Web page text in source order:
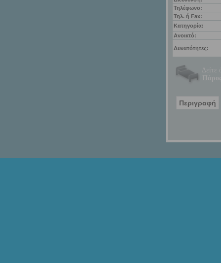
Τηλέφωνο:
Τηλ. ή Fax:
Κατηγορία:
Ανοικτό:
Δυνατότητες:
Περιγραφή